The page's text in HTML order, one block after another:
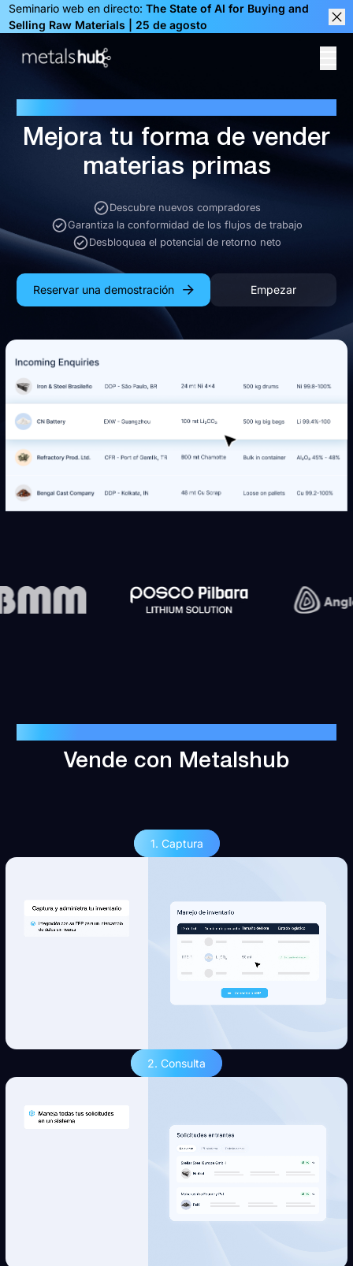
Seminario web en directo: The State of AI for Buying and
Selling Raw Materials | 25 de agosto
Mejora tu forma de vender
materias primas
Descubre nuevos compradores
Garantiza la conformidad de los flujos de trabajo
Desbloquea el potencial de retorno neto
Reservar una demostración Empezar
Vende con Metalshub
1. Captura
2. Consulta